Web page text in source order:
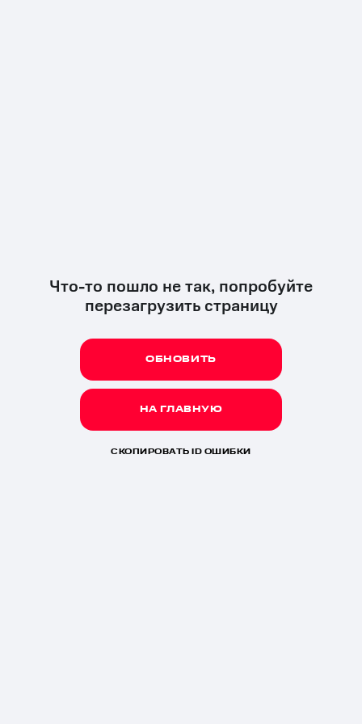
Что-то пошло не так, попробуйте
перезагрузить страницу
ОБНОВИТЬ
НА ГЛАВНУЮ
СКОПИРОВАТЬ ID ОШИБКИ